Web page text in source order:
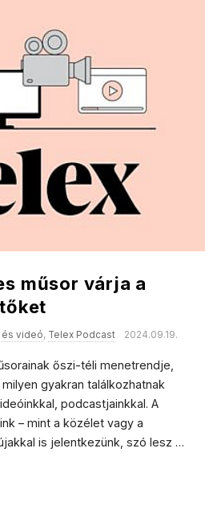
műsor várja a
és videó, Telex Podcast 2024.09.19.
őszi-téli menetrendje,
gyakran találkozhatnak
podcastjainkkal. A
– mint a közélet vagy a
is jelentkezünk, szó lesz …